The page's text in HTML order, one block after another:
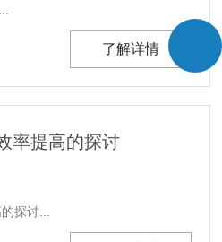
了解详情
率提高的探讨
探讨...